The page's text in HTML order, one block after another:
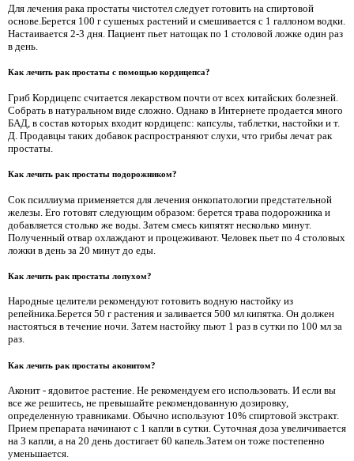
Для лечения рака простаты чистотел следует готовить на спиртовой
основе.Берется 100 г сушеных растений и смешивается с 1 галлоном водки.
Настаивается 2-3 дня. Пациент пьет натощак по 1 столовой ложке один раз
в день.
Как лечить рак простаты с помощью кордицепса?
Гриб Кордицепс считается лекарством почти от всех китайских болезней.
Собрать в натуральном виде сложно. Однако в Интернете продается много
БАД, в состав которых входит кордицепс: капсулы, таблетки, настойки и т.
Д. Продавцы таких добавок распространяют слухи, что грибы лечат рак
простаты.
Как лечить рак простаты подорожником?
Сок псиллиума применяется для лечения онкопатологии предстательной
железы. Его готовят следующим образом: берется трава подорожника и
добавляется столько же воды. Затем смесь кипятят несколько минут.
Полученный отвар охлаждают и процеживают. Человек пьет по 4 столовых
ложки в день за 20 минут до еды.
Как лечить рак простаты лопухом?
Народные целители рекомендуют готовить водную настойку из
репейника.Берется 50 г растения и заливается 500 мл кипятка. Он должен
настояться в течение ночи. Затем настойку пьют 1 раз в сутки по 100 мл за
раз.
Как лечить рак простаты аконитом?
Аконит - ядовитое растение. Не рекомендуем его использовать. И если вы
все же решитесь, не превышайте рекомендованную дозировку,
определенную травниками. Обычно используют 10% спиртовой экстракт.
Прием препарата начинают с 1 капли в сутки. Суточная доза увеличивается
на 3 капли, а на 20 день достигает 60 капель.Затем он тоже постепенно
уменьшается.